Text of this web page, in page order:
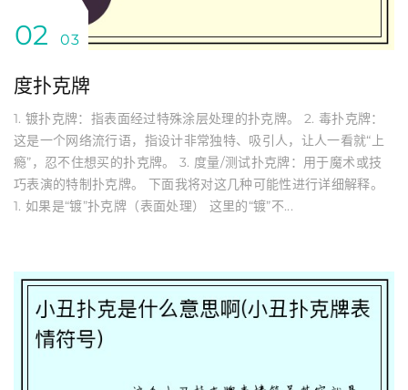
02 03
度扑克牌
1. 镀扑克牌：指表面经过特殊涂层处理的扑克牌。 2. 毒扑克牌：
这是一个网络流行语，指设计非常独特、吸引人，让人一看就“上
瘾”，忍不住想买的扑克牌。 3. 度量/测试扑克牌：用于魔术或技
巧表演的特制扑克牌。 下面我将对这几种可能性进行详细解释。
1. 如果是“镀”扑克牌（表面处理） 这里的“镀”不...